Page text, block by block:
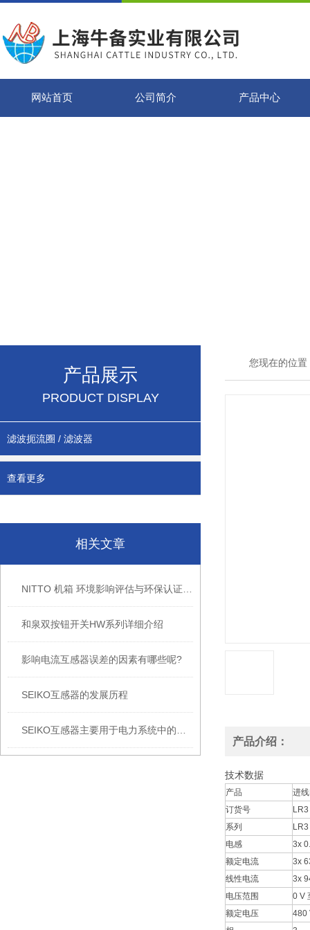
网站首页 公司简介 产品中心
产品展示
PRODUCT DISPLAY
滤波扼流圈 / 滤波器
查看更多
相关文章
和泉双按钮开关HW系列详细介绍
影响电流互感器误差的因素有哪些呢?
SEIKO互感器的发展历程
您现在的位置
产品介绍：
技术数据
产品
进
订货号
系列
LR3
电感
3x
额定电流
3x
线性电流
3x
电压范围
0 V
额定电压
480